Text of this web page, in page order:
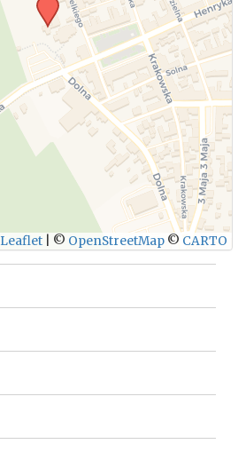
WYŚLIJ
Leaflet © OpenStreetMap © CARTO